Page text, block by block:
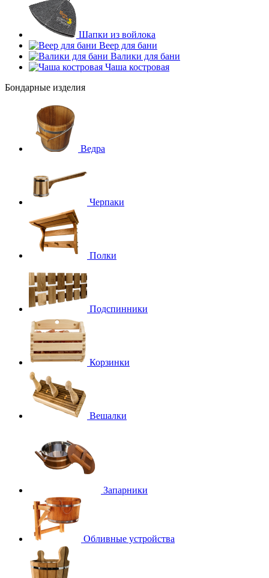
Шапки из войлока
Веер для бани
Валики для бани
Чаша костровая
Бондарные изделия
Ведра
Черпаки
Полки
Подспинники
Корзинки
Вешалки
Запарники
Обливные устройства